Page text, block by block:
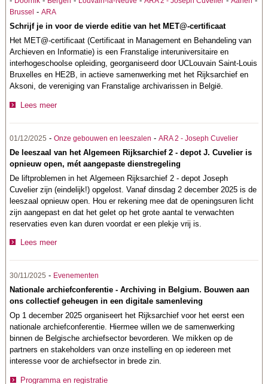
Brussel -ARA
Schrijf je in voor de vierde editie van het MET@-certificaat
Het MET@-certificaat (Certificaat in Management en Behandeling van
Archieven en Informatie) is een Franstalige interuniversitaire en
interhogeschoolse opleiding, georganiseerd door UCLouvain Saint-Louis
Bruxelles en HE2B, in actieve samenwerking met het Rijksarchief en
Aksoni, de vereniging van Franstalige archivarissen in België.
Lees meer
01/12/2025 -Onze gebouwen en leeszalen -ARA 2 - Joseph Cuvelier
De leeszaal van het Algemeen Rijksarchief 2 - depot J. Cuvelier is
opnieuw open, mét aangepaste dienstregeling
De liftproblemen in het Algemeen Rijksarchief 2 - depot Joseph
Cuvelier zijn (eindelijk!) opgelost. Vanaf dinsdag 2 december 2025 is de
leeszaal opnieuw open. Hou er rekening mee dat de openingsuren licht
zijn aangepast en dat het gelet op het grote aantal te verwachten
reservaties even kan duren voordat er een plekje vrij is.
Lees meer
30/11/2025 - Evenementen
Nationale archiefconferentie - Archiving in Belgium. Bouwen aan
ons collectief geheugen in een digitale samenleving
Op 1 december 2025 organiseert het Rijksarchief voor het eerst een
nationale archiefconferentie. Hiermee willen we de samenwerking
binnen de Belgische archiefsector bevorderen. We mikken op de
partners en stakeholders van onze instelling en op iedereen met
interesse voor de archiefsector in brede zin.
Programma en registratie